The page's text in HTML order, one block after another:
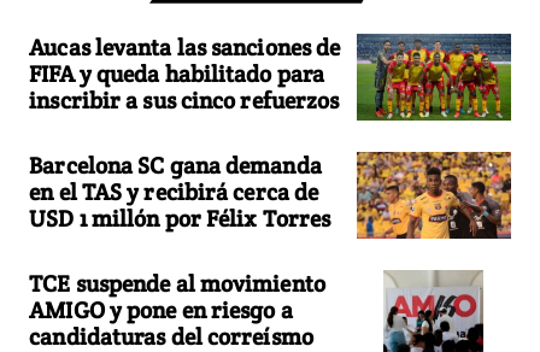
Aucas levanta las sanciones de
FIFA y queda habilitado para
inscribir a sus cinco refuerzos
Barcelona SC gana demanda
en el TAS y recibirá cerca de
USD 1 millón por Félix Torres
TCE suspende al movimiento
AMIGO y pone en riesgo a
candidaturas del correísmo